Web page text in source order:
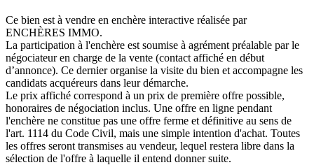
Ce bien est à vendre en enchère interactive réalisée par
ENCHÈRES IMMO.
La participation à l'enchère est soumise à agrément préalable par le
négociateur en charge de la vente (contact affiché en début
d’annonce). Ce dernier organise la visite du bien et accompagne les
candidats acquéreurs dans leur démarche.
Le prix affiché correspond à un prix de première offre possible,
honoraires de négociation inclus. Une offre en ligne pendant
l'enchère ne constitue pas une offre ferme et définitive au sens de
l'art. 1114 du Code Civil, mais une simple intention d'achat. Toutes
les offres seront transmises au vendeur, lequel restera libre dans la
sélection de l'offre à laquelle il entend donner suite.